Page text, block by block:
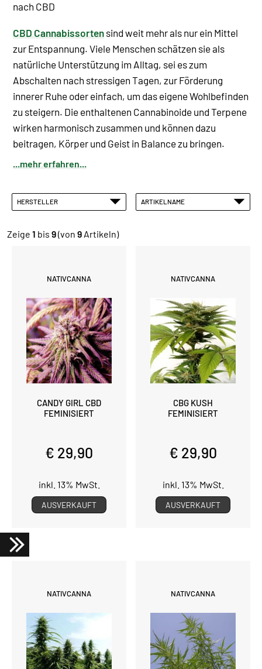
nach CBD
CBD Cannabissorten sind weit mehr als nur ein Mittel
zur Entspannung. Viele Menschen schätzen sie als
natürliche Unterstützung im Alltag, sei es zum
Abschalten nach stressigen Tagen, zur Förderung
innerer Ruhe oder einfach, um das eigene Wohlbefinden
zu steigern. Die enthaltenen Cannabinoide und Terpene
wirken harmonisch zusammen und können dazu
beitragen, Körper und Geist in Balance zu bringen.
...mehr erfahren...
HERSTELLER ARTIKELNAME
Zeige 1 bis 9(von 9 Artikeln)
NATIVCANNA
CANDY GIRL CBD
FEMINISIERT
€ 29,90
inkl. 13% MwSt.
AUSVERKAUFT
NATIVCANNA
CBG KUSH
FEMINISIERT
€ 29,90
inkl. 13% MwSt.
AUSVERKAUFT
NATIVCANNA NATIVCANNA